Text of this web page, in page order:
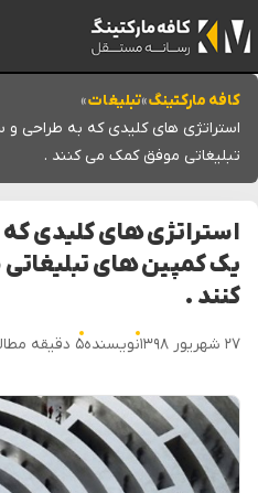
کافه مارکتینگ»تبلیغات»
استراتژی های کلیدی که به طراحی
تبلیغاتی موفق کمک می کنند .
استراتژی های کلیدی
یک کمپین های
کنند .
۲۷ شهریور ۱۳۹۸ نویسنده۵ دقیقه مطالعه